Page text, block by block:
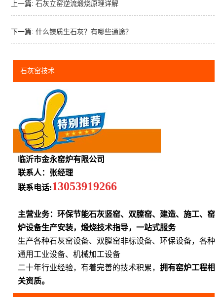
上一篇: 石灰立窑逆流煅烧原理详解
下一篇: 什么镁质生石灰？有哪些通途？
石灰窑技术
临沂市金永窑炉有限公司
联系人：张经理
联系电话:13053919266
主营业务：环保节能石灰竖窑、双膛窑、建造、施工、窑
炉设备生产安装，煅烧技术指导，一站式服务
生产各种石灰窑设备、双膛窑非标设备、环保设备，各种
通用工业设备、机械加工设备
二十年行业经验，有着完善的技术积累，拥有窑炉工程相
关资质。